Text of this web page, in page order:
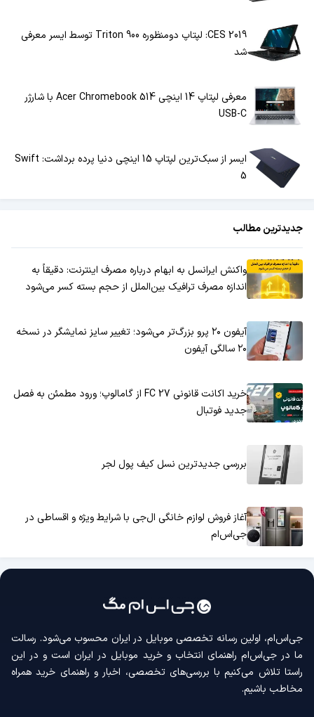
CES 2019: لپتاپ دومنظوره Triton 900 توسط ایسر معرفی
شد
معرفی لپتاپ 14 اینچی Acer Chromebook 514 با شارژر
USB-C
ایسر از سبک‌ترین لپتاپ 15 اینچی دنیا پرده برداشت: Swift
5
جدیدترین مطالب
واکنش ایرانسل به ابهام درباره مصرف اینترنت: دقیقاً به
اندازه مصرف ترافیک بین‌الملل از حجم بسته کسر می‌شود
آیفون ۲۰ پرو بزرگ‌تر می‌شود؛ تغییر سایز نمایشگر در نسخه
۲۰ سالگی آیفون
خرید اکانت قانونی FC 27 از گامالوپ؛ ورود مطمئن به فصل
جدید فوتبال
بررسی جدیدترین نسل کیف پول لجر
آغاز فروش لوازم خانگی ال‌جی با شرایط ویژه و اقساطی در
جی‌اس‌ام
جی‌اس‌ام، اولین رسانه‌ تخصصی موبایل در ایران محسوب می‌شود. رسالت
ما در جی‌اس‌ام راهنمای انتخاب و خرید موبایل در ایران است و در این
راستا تلاش می‌کنیم با بررسی‌های تخصصی، اخبار و راهنمای خرید همراه
مخاطب باشیم.